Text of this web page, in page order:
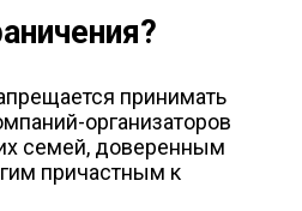
принимать
организаторов
семей, доверенным
причастным к